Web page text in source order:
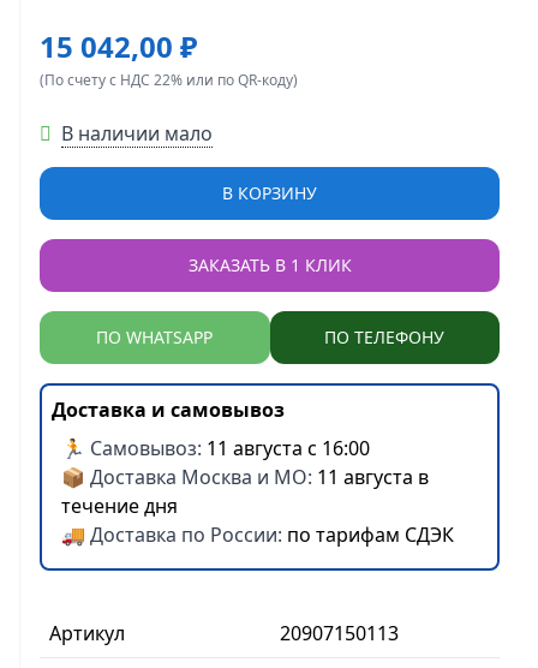
Артикул
20907150113
15 042,00 ₽
(По счету с НДС 22% или по QR-коду)
В наличии мало
В КОРЗИНУ
ЗАКАЗАТЬ В 1 КЛИК
ПО WHATSAPP ПО ТЕЛЕФОНУ
Доставка и самовывоз
🏃 Самовывоз: 11 августа с 16:00
📦 Доставка Москва и МО: 11 августа в
течение дня
🚚 Доставка по России: по тарифам СДЭК